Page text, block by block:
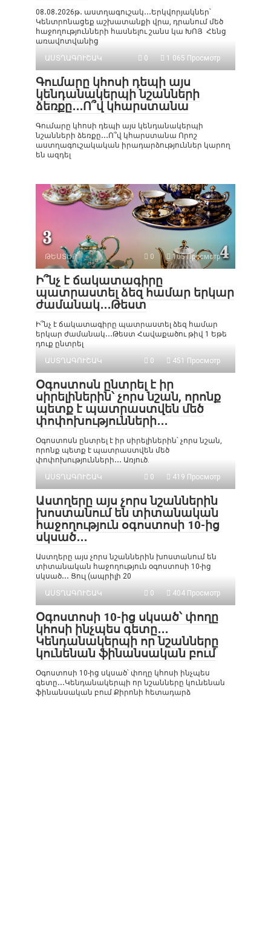
08․08․2026թ․ աստղագուշակ․․․Երկվորյակներ՝
Կենտրոնացեք աշխատանքի վրա, դրանում մեծ
հաջողությունների հասնելու շանս կա ԽՈՅ Հենց
առավոտվանից
ԱՍՏՂԱԳՈՒՇԱԿ
0 1 065 Просмотр
Գումարը կհոսի դեպի այս
կենդանակերպի նշանների
ձեռքը․․․Ո՞վ կհարստանա
Գումարը կհոսի դեպի այս կենդանակերպի
նշանների ձեռքը․․․Ո՞վ կհարստանա Որոշ
աստղագուշակական իրադարձություններ կարող
են ազդել
ԹԵՍՏԵՐ 0 105 Просмотр
Ի՞նչ է ճակատագիրը
պատրաստել ձեզ համար երկար
ժամանակ․․․Թեստ
Ի՞նչ է ճակատագիրը պատրաստել ձեզ համար
երկար ժամանակ․․․Թեստ Հավաքածու թիվ 1 Եթե
դուք ընտրել
ԱՍՏՂԱԳՈՒՇԱԿ
0 451 Просмотр
Օգոստոսն ընտրել է իր
սիրելիներին՝ չորս նշան, որոնք
պետք է պատրաստվեն մեծ
փոփոխությունների․․․
Օգոստոսն ընտրել է իր սիրելիներին՝ չորս նշան,
որոնք պետք է պատրաստվեն մեծ
փոփոխությունների․․․ Առյուծ.
ԱՍՏՂԱԳՈՒՇԱԿ
0 419 Просмотр
Աստղերը այս չորս նշաններին
խոստանում են տիտանական
հաջողություն օգոստոսի 10-ից
սկսած․․․
Աստղերը այս չորս նշաններին խոստանում են
տիտանական հաջողություն օգոստոսի 10-ից
սկսած․․․ Ցուլ (ապրիլի 20
ԱՍՏՂԱԳՈՒՇԱԿ
0 404 Просмотр
Օգոստոսի 10-ից սկսած՝ փողը
կհոսի ինչպես գետը․․․
Կենդանակերպի որ նշանները
կունենան ֆինանսական բում
Օգոստոսի 10-ից սկսած՝ փողը կհոսի ինչպես
գետը․․․Կենդանակերպի որ նշանները կունենան
ֆինանսական բում Քիրոնի հետադարձ